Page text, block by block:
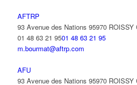
AFTRP
93 Avenue des Nations 95970 ROISSY
01 48 63 21 9501 48 63 21 95
m.bourmat@aftrp.com
AFU
93 Avenue des Nations 95970 ROISSY